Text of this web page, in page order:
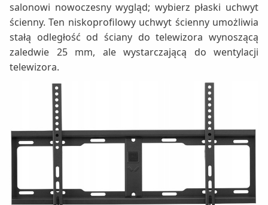
salonowi nowoczesny wygląd; wybierz płaski uchwyt
ścienny. Ten niskoprofilowy uchwyt ścienny umożliwia
stałą odległość od ściany do telewizora wynoszącą
zaledwie 25 mm, ale wystarczającą do wentylacji
telewizora.